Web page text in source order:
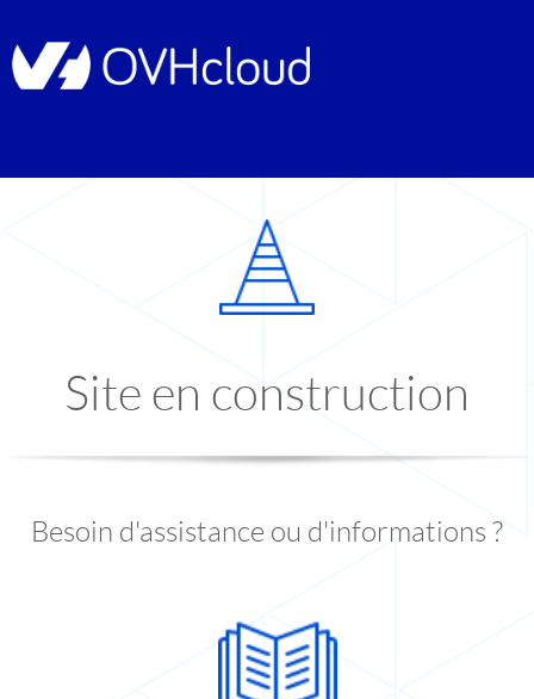
Site en construction
Besoin d'assistance ou d'informations ?